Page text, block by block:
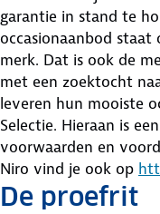
garantie in stand te
occasionaanbod
merk. Dat is ook de
met een zoektocht
leveren hun mooiste
Selectie. Hieraan is
voorwaarden en
Niro vind je ook op
De proefrit